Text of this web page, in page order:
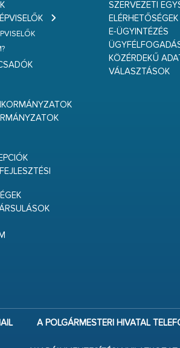
SZERVEZETI
ELÉRHETŐSÉGEK
E-ÜGYINTÉZÉS
KÖZÉRDEKŰ
VÁLASZTÁSOK
A POLGÁRMESTERI HIVATAL